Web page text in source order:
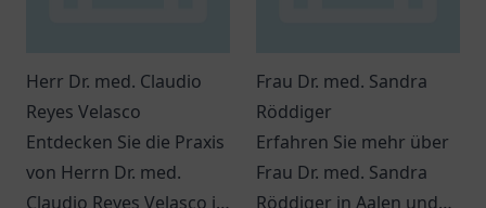
Herr Dr. med. Claudio
Reyes Velasco
Entdecken Sie die Praxis
von Herrn Dr. med.
Claudio Reyes Velasco in
Frau Dr. med. Sandra
Röddiger
Erfahren Sie mehr über
Frau Dr. med. Sandra
Röddiger in Aalen und